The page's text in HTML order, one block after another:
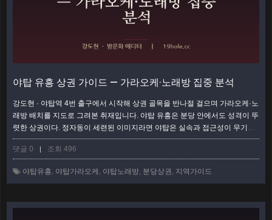
야탑 유흥 상권 가이드 — 가라오케·노래방 집중 분석
강도현 · 야탑역 4번 출구에서 시작해 상권 골목을 반나절 걸으며 가라오케·노
래방 배치를 지도로 그려본 취재입니다. 야탑 유흥은 분당 안에서도 성격이 뚜
렷한 상권이다. 정자동이 세련된 이미지라면 야탑은 실속과 접근성이 무기인
생활밀착형 밤거리다. 야탑역을 중심으로 가라오케·노래방이 어느 방향, 어느
골목에 몰려 있는지 구역을 나눠 지리적으로 짚어보면 처음 오는 사람도 헤매
터리 — 상권의 심장부 기준점은 언제나 야탑역이다. 지하철 분당선 야탑역과
댓글 0 | 조회 496
야탑유흥, 야탑가라오케 , 야탑노래방, 분당상권 , 지역가이드